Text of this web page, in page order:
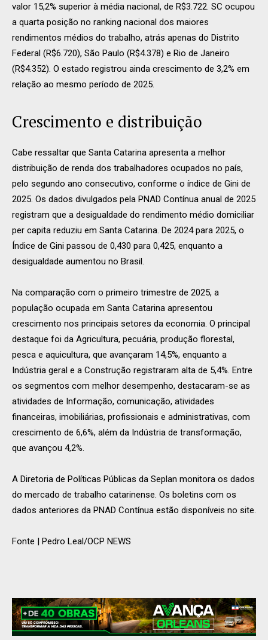
valor 15,2% superior à média nacional, de R$3.722. SC ocupou
a quarta posição no ranking nacional dos maiores
rendimentos médios do trabalho, atrás apenas do Distrito
Federal (R$6.720), São Paulo (R$4.378) e Rio de Janeiro
(R$4.352). O estado registrou ainda crescimento de 3,2% em
relação ao mesmo período de 2025.
Crescimento e distribuição
Cabe ressaltar que Santa Catarina apresenta a melhor
distribuição de renda dos trabalhadores ocupados no país,
pelo segundo ano consecutivo, conforme o índice de Gini de
2025. Os dados divulgados pela PNAD Contínua anual de 2025
registram que a desigualdade do rendimento médio domiciliar
per capita reduziu em Santa Catarina. De 2024 para 2025, o
Índice de Gini passou de 0,430 para 0,425, enquanto a
desigualdade aumentou no Brasil.
Na comparação com o primeiro trimestre de 2025, a
população ocupada em Santa Catarina apresentou
crescimento nos principais setores da economia. O principal
destaque foi da Agricultura, pecuária, produção florestal,
pesca e aquicultura, que avançaram 14,5%, enquanto a
Indústria geral e a Construção registraram alta de 5,4%. Entre
os segmentos com melhor desempenho, destacaram-se as
atividades de Informação, comunicação, atividades
financeiras, imobiliárias, profissionais e administrativas, com
crescimento de 6,6%, além da Indústria de transformação,
que avançou 4,2%.
A Diretoria de Políticas Públicas da Seplan monitora os dados
do mercado de trabalho catarinense. Os boletins com os
dados anteriores da PNAD Contínua estão disponíveis no site.
Fonte | Pedro Leal/OCP NEWS